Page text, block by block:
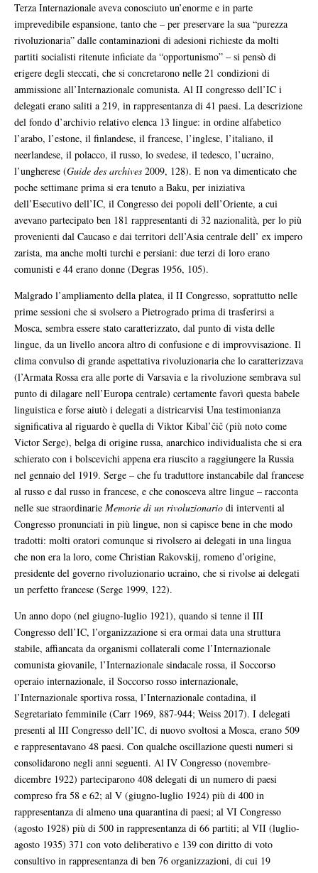
Terza Internazionale aveva conosciuto un’enorme e in parte
imprevedibile espansione, tanto che – per preservare la sua “purezza
rivoluzionaria” dalle contaminazioni di adesioni richieste da molti
partiti socialisti ritenute inficiate da “opportunismo” – si pensò di
erigere degli steccati, che si concretarono nelle 21 condizioni di
ammissione all’Internazionale comunista. Al II congresso dell’IC i
delegati erano saliti a 219, in rappresentanza di 41 paesi. La descrizione
del fondo d’archivio relativo elenca 13 lingue: in ordine alfabetico
l’arabo, l’estone, il finlandese, il francese, l’inglese, l’italiano, il
neerlandese, il polacco, il russo, lo svedese, il tedesco, l’ucraino,
l’ungherese (Guide des archives 2009, 128). E non va dimenticato che
poche settimane prima si era tenuto a Baku, per iniziativa
dell’Esecutivo dell’IC, il Congresso dei popoli dell’Oriente, a cui
avevano partecipato ben 181 rappresentanti di 32 nazionalità, per lo più
provenienti dal Caucaso e dai territori dell’Asia centrale dell’ ex impero
zarista, ma anche molti turchi e persiani: due terzi di loro erano
comunisti e 44 erano donne (Degras 1956, 105).
Malgrado l’ampliamento della platea, il II Congresso, soprattutto nelle
prime sessioni che si svolsero a Pietrogrado prima di trasferirsi a
Mosca, sembra essere stato caratterizzato, dal punto di vista delle
lingue, da un livello ancora altro di confusione e di improvvisazione. Il
clima convulso di grande aspettativa rivoluzionaria che lo caratterizzava
(l’Armata Rossa era alle porte di Varsavia e la rivoluzione sembrava sul
punto di dilagare nell’Europa centrale) certamente favorì questa babele
linguistica e forse aiutò i delegati a districarvisi Una testimonianza
significativa al riguardo è quella di Viktor Kibal’čič (più noto come
Victor Serge), belga di origine russa, anarchico individualista che si era
schierato con i bolscevichi appena era riuscito a raggiungere la Russia
nel gennaio del 1919. Serge – che fu traduttore instancabile dal francese
al russo e dal russo in francese, e che conosceva altre lingue – racconta
nelle sue straordinarie Memorie di un rivoluzionario di interventi al
Congresso pronunciati in più lingue, non si capisce bene in che modo
tradotti: molti oratori comunque si rivolsero ai delegati in una lingua
che non era la loro, come Christian Rakovskij, romeno d’origine,
presidente del governo rivoluzionario ucraino, che si rivolse ai delegati
un perfetto francese (Serge 1999, 122).
Un anno dopo (nel giugno-luglio 1921), quando si tenne il III
Congresso dell’IC, l’organizzazione si era ormai data una struttura
stabile, affiancata da organismi collaterali come l’Internazionale
comunista giovanile, l’Internazionale sindacale rossa, il Soccorso
operaio internazionale, il Soccorso rosso internazionale,
l’Internazionale sportiva rossa, l’Internazionale contadina, il
Segretariato femminile (Carr 1969, 887-944; Weiss 2017). I delegati
presenti al III Congresso dell’IC, di nuovo svoltosi a Mosca, erano 509
e rappresentavano 48 paesi. Con qualche oscillazione questi numeri si
consolidarono negli anni seguenti. Al IV Congresso (novembre-
dicembre 1922) parteciparono 408 delegati di un numero di paesi
compreso fra 58 e 62; al V (giugno-luglio 1924) più di 400 in
rappresentanza di almeno una quarantina di paesi; al VI Congresso
(agosto 1928) più di 500 in rappresentanza di 66 partiti; al VII (luglio-
agosto 1935) 371 con voto deliberativo e 139 con diritto di voto
consultivo in rappresentanza di ben 76 organizzazioni, di cui 19